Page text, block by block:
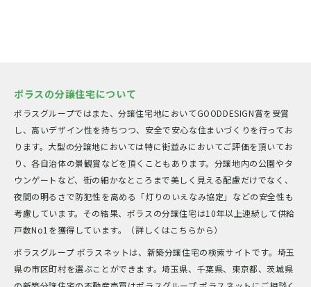
ポラスの分譲住宅について
ポラスグループではまた、分譲住宅地においてGOODDESIGN賞を受賞
し、高いデザイン性を持ちつつ、安全で安心な住まいづくりを行ってお
ります。大型の分譲地においては特に街並みにおいてご評価を頂いてお
り、各自治体の景観賞などを頂くこともあります。分譲地内の公園やタ
ウンゲートなど、街の細かなところまで美しく見える配慮だけでなく、
夜間の明るさで防犯性を高める「灯りのいえなみ協定」などの安全性も
考慮しています。その結果、ポラスの分譲住宅は10年以上連続して供給
戸数No1を獲得しています。（詳しくはこちらから）
ポラスグループ ポラスネットは、新築分譲住宅の検索サイトです。埼玉
県の市区町村を選ぶことができます。埼玉県、千葉県、東京都、茨城県